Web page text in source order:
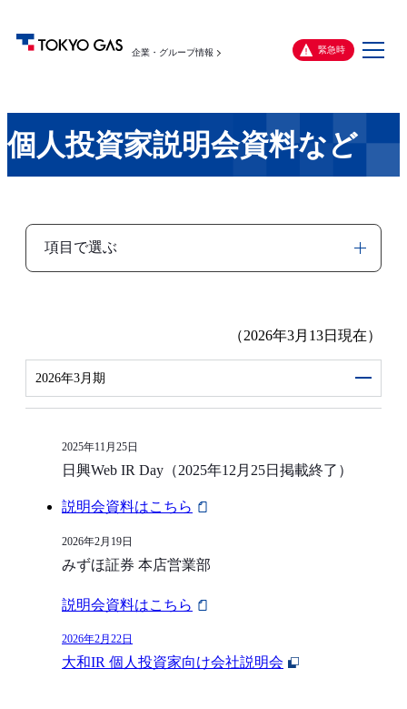
企業・グループ情報 緊急時
メ
個人投資家説明会資料など
項目で選ぶ
（2026年3月13日現在）
2026年3月期
2025年11月25日
日興Web IR Day（2025年12月25日掲載終了）
説明会資料はこちら
2026年2月19日
みずほ証券 本店営業部
説明会資料はこちら
2026年2月22日
大和IR 個人投資家向け会社説明会